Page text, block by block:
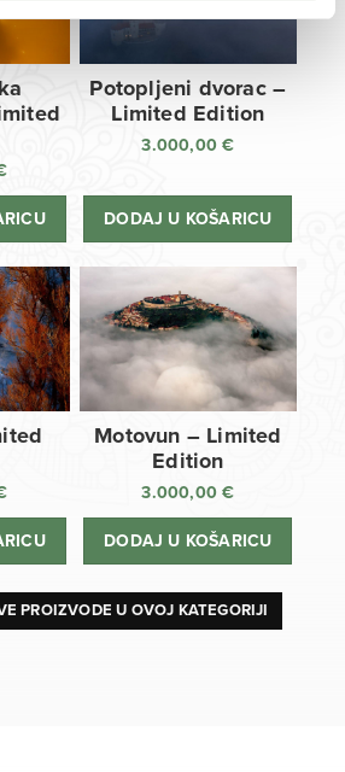
Potopljeni dvorac –
Limited Edition
3.000,00€
DODAJ U KOŠARICU
Motovun – Limited
Edition
3.000,00€
DODAJ U KOŠARICU
PROIZVODE U OVOJ KATEGORIJI